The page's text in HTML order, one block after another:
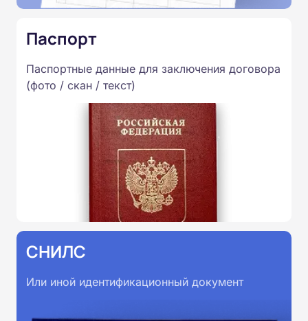
Паспорт
Паспортные данные для заключения договора
(фото / скан / текст)
СНИЛС
Или иной идентификационный документ